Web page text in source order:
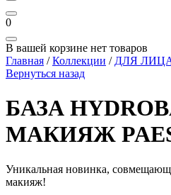
0
В вашей корзине нет товаров
Главная / Коллекции / ДЛЯ
Вернуться назад
БАЗА
МАКИЯЖ
Уникальная новинка,
макияж!